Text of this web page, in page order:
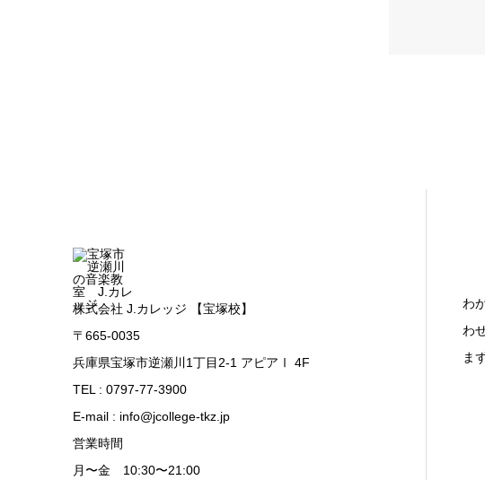
株式会社 J.カレッジ 【宝塚校】
〒665-0035
兵庫県宝塚市逆瀬川1丁目2-1 アピアⅠ 4F
TEL : 0797-77-3900
E-mail : info@jcollege-tkz.jp
営業時間
月〜金 10:30〜21:00
わ
わ
ま